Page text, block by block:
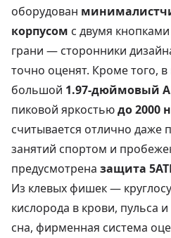
оборудован
корпусом с двумя
грани — сторонники
точно оценят. Кроме того,
большой 1.97-дюймовый
пиковой яркостьюдо 2000
считывается отлично даже
занятий спортом и
предусмотрена защита
Из клевых фишек —
кислорода в крови, пульса
сна, фирменная система